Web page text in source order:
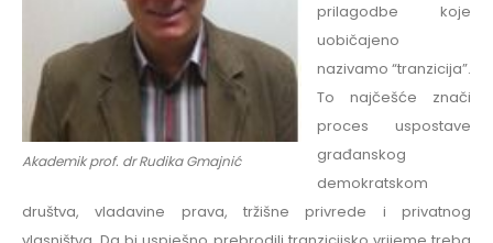
Akademik prof. dr Rudika Gmajnić
prilagodbe koje
uobičajeno
nazivamo “tranzicija”.
To najčešće znači
proces uspostave
građanskog
demokratskom
društva, vladavine prava, tržišne privrede i privatnog